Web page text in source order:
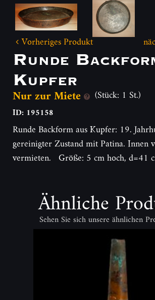
Vorheriges Produkt
Runde
Kupfer
Nur zur Miete (Stück: 1 St.)
ID: 195158
Runde Backform aus Kupfer: 19.
gereinigter Zustand mit Patina. Innen
vermieten. Größe: 5 cm hoch, d=41
Ähnliche
Sehen Sie sich unsere ähnlichen